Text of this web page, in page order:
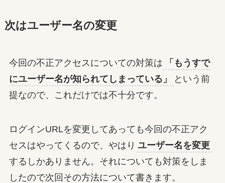
次はユーザー名の変更
今回の不正アクセスについての対策は
「もうすで
にユーザー名が知られてしまっている」
という前
提なので、これだけでは不十分です。
ログインURLを変更してあっても今回の不正アク
セスはやってくるので、やはり ユーザー名を変更
するしかありません。それについても対策をしま
したので次回その方法について書きます。